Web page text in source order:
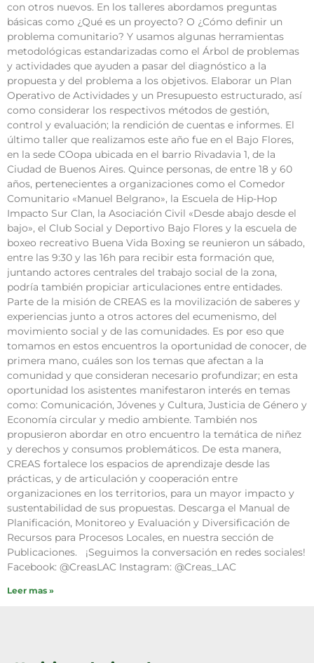
con otros nuevos. En los talleres abordamos preguntas
básicas como ¿Qué es un proyecto? O ¿Cómo definir un
problema comunitario? Y usamos algunas herramientas
metodológicas estandarizadas como el Árbol de problemas
y actividades que ayuden a pasar del diagnóstico a la
propuesta y del problema a los objetivos. Elaborar un Plan
Operativo de Actividades y un Presupuesto estructurado, así
como considerar los respectivos métodos de gestión,
control y evaluación; la rendición de cuentas e informes. El
último taller que realizamos este año fue en el Bajo Flores,
en la sede COopa ubicada en el barrio Rivadavia 1, de la
Ciudad de Buenos Aires. Quince personas, de entre 18 y 60
años, pertenecientes a organizaciones como el Comedor
Comunitario «Manuel Belgrano», la Escuela de Hip-Hop
Impacto Sur Clan, la Asociación Civil «Desde abajo desde el
bajo», el Club Social y Deportivo Bajo Flores y la escuela de
boxeo recreativo Buena Vida Boxing se reunieron un sábado,
entre las 9:30 y las 16h para recibir esta formación que,
juntando actores centrales del trabajo social de la zona,
podría también propiciar articulaciones entre entidades.
Parte de la misión de CREAS es la movilización de saberes y
experiencias junto a otros actores del ecumenismo, del
movimiento social y de las comunidades. Es por eso que
tomamos en estos encuentros la oportunidad de conocer, de
primera mano, cuáles son los temas que afectan a la
comunidad y que consideran necesario profundizar; en esta
oportunidad los asistentes manifestaron interés en temas
como: Comunicación, Jóvenes y Cultura, Justicia de Género y
Economía circular y medio ambiente. También nos
propusieron abordar en otro encuentro la temática de niñez
y derechos y consumos problemáticos. De esta manera,
CREAS fortalece los espacios de aprendizaje desde las
prácticas, y de articulación y cooperación entre
organizaciones en los territorios, para un mayor impacto y
sustentabilidad de sus propuestas. Descarga el Manual de
Planificación, Monitoreo y Evaluación y Diversificación de
Recursos para Procesos Locales, en nuestra sección de
Publicaciones. ¡Seguimos la conversación en redes sociales!
Facebook: @CreasLAC Instagram: @Creas_LAC
Leer mas »